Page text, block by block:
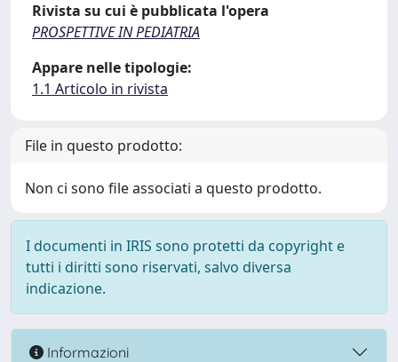
Rivista su cui è pubblicata l'opera
PROSPETTIVE IN PEDIATRIA
Appare nelle tipologie:
1.1 Articolo in rivista
File in questo prodotto:
Non ci sono file associati a questo prodotto.
I documenti in IRIS sono protetti da copyright e
tutti i diritti sono riservati, salvo diversa
indicazione.
Informazioni